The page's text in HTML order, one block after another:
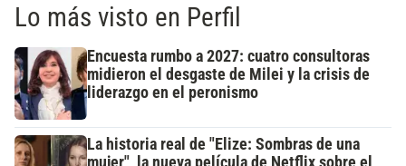
Lo más visto en Perfil
Encuesta rumbo a 2027: cuatro consultoras
midieron el desgaste de Milei y la crisis de
liderazgo en el peronismo
La historia real de "Elize: Sombras de una
mujer", la nueva película de Netflix sobre el